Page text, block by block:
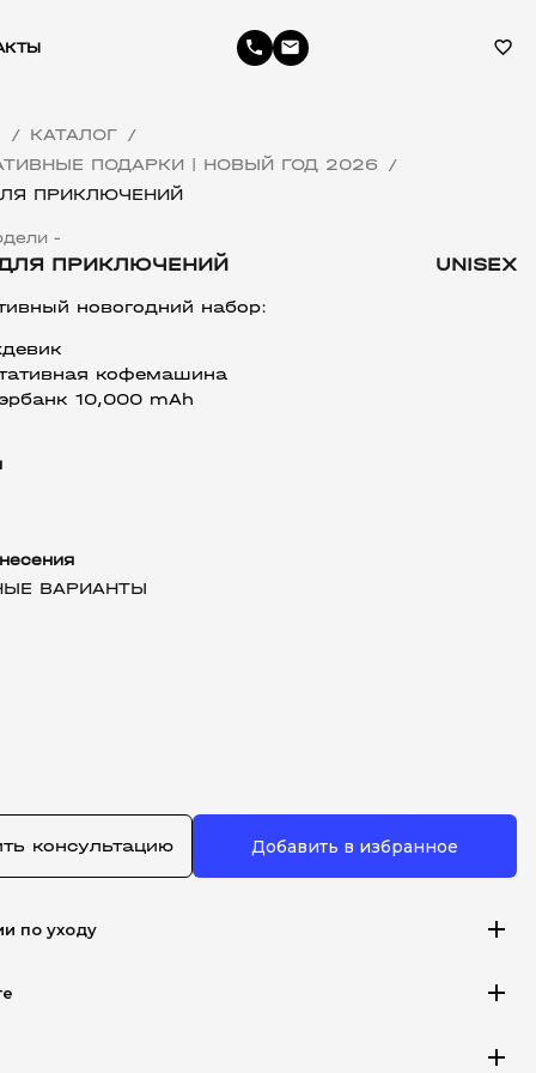
phone email favorite_border
/ КАТАЛОГ /
ПОДАРКИ | НОВЫЙ ГОД 2026 /
ПРИКЛЮЧЕНИЙ
-
ПРИКЛЮЧЕНИЙ UNISEX
новогодний набор:
кофемашина
10,000 mAh
ВАРИАНТЫ
консультацию Добавить в избранное
по уходу add
add
add